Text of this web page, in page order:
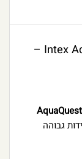
🌊 גלשן סאפ מתנפח Intex AquaQuest 320 –
AquaQuest
גבוהה